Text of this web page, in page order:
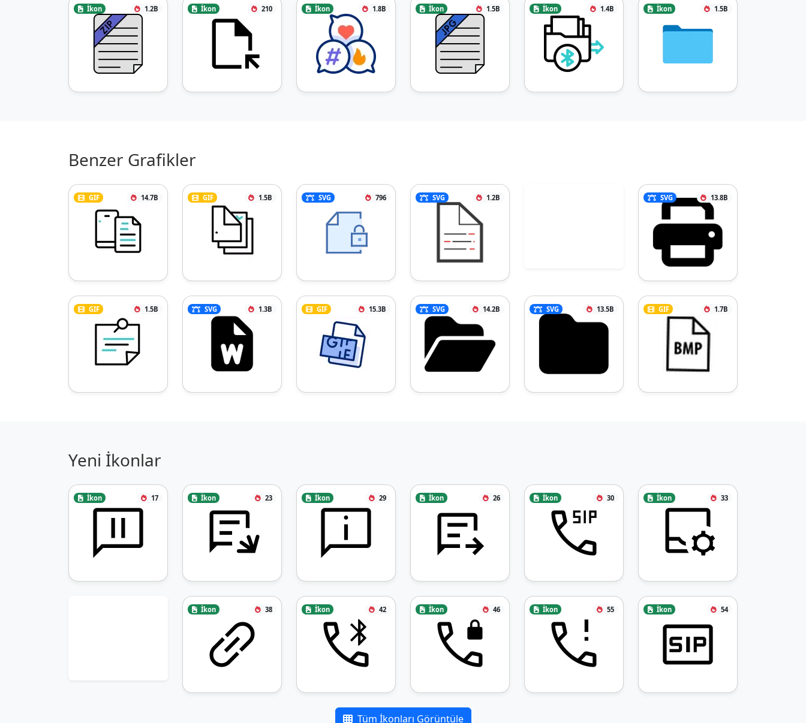
İkon 1.2B İkon 210 İkon 1.8B İkon 1.5B İkon 1.4B İkon 1.5B
Benzer Grafikler
GIF 14.7B GIF 1.5B SVG 796 SVG 1.2B SVG 13.8B
GIF 1.5B SVG 1.3B GIF 15.3B SVG 14.2B SVG 13.5B GIF 1.7B
Yeni İkonlar
İkon 17 İkon 23 İkon 29 İkon 26 İkon 30 İkon 33
İkon 38 İkon 42 İkon 46 İkon 55 İkon 54
Tüm İkonları Görüntüle